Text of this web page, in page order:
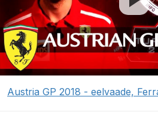
Austria GP 2018 - eelvaade,